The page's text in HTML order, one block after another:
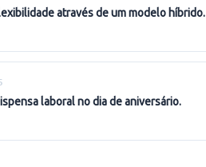
através de um modelo híbrido.
dispensa laboral no dia de aniversário.